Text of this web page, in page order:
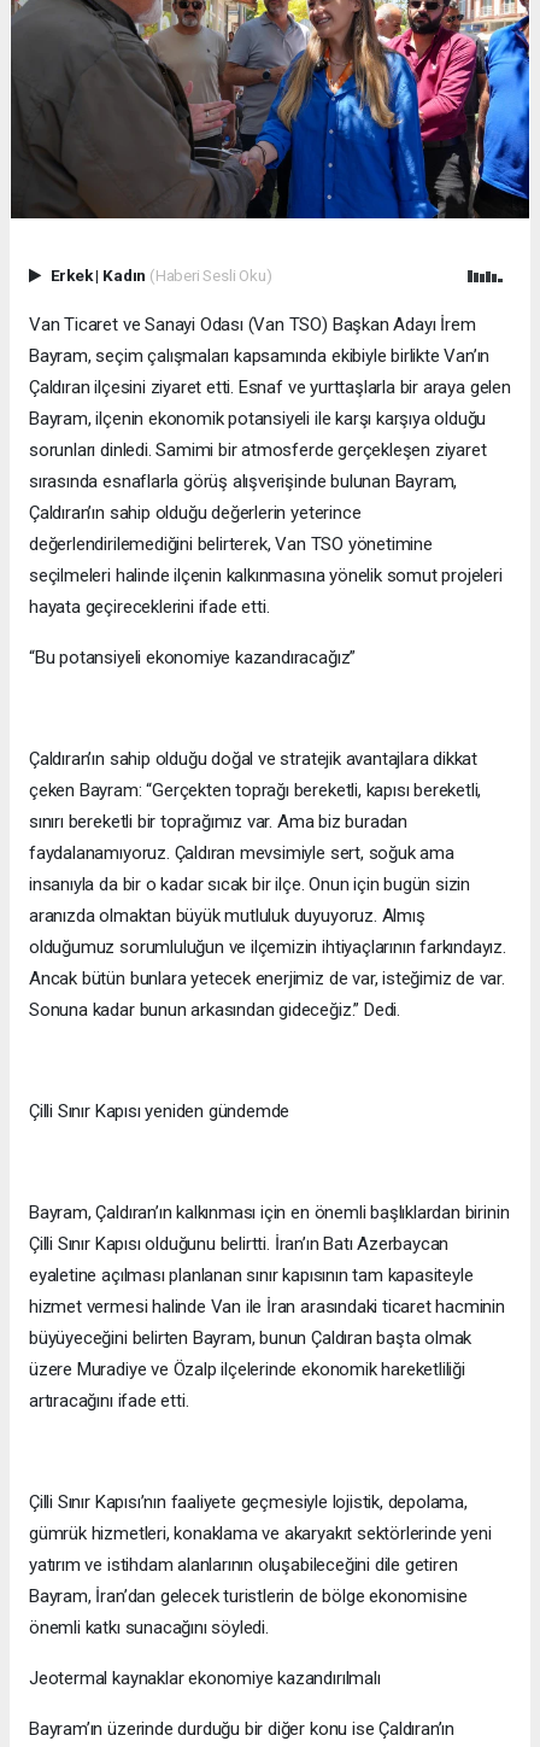
Erkek| Kadın (Haberi Sesli Oku)
Van Ticaret ve Sanayi Odası (Van TSO) Başkan Adayı İrem
Bayram, seçim çalışmaları kapsamında ekibiyle birlikte Van’ın
Çaldıran ilçesini ziyaret etti. Esnaf ve yurttaşlarla bir araya gelen
Bayram, ilçenin ekonomik potansiyeli ile karşı karşıya olduğu
sorunları dinledi. Samimi bir atmosferde gerçekleşen ziyaret
sırasında esnaflarla görüş alışverişinde bulunan Bayram,
Çaldıran’ın sahip olduğu değerlerin yeterince
değerlendirilemediğini belirterek, Van TSO yönetimine
seçilmeleri halinde ilçenin kalkınmasına yönelik somut projeleri
hayata geçireceklerini ifade etti.
“Bu potansiyeli ekonomiye kazandıracağız”
Çaldıran’ın sahip olduğu doğal ve stratejik avantajlara dikkat
çeken Bayram: “Gerçekten toprağı bereketli, kapısı bereketli,
sınırı bereketli bir toprağımız var. Ama biz buradan
faydalanamıyoruz. Çaldıran mevsimiyle sert, soğuk ama
insanıyla da bir o kadar sıcak bir ilçe. Onun için bugün sizin
aranızda olmaktan büyük mutluluk duyuyoruz. Almış
olduğumuz sorumluluğun ve ilçemizin ihtiyaçlarının farkındayız.
Ancak bütün bunlara yetecek enerjimiz de var, isteğimiz de var.
Sonuna kadar bunun arkasından gideceğiz.” Dedi.
Çilli Sınır Kapısı yeniden gündemde
Bayram, Çaldıran’ın kalkınması için en önemli başlıklardan birinin
Çilli Sınır Kapısı olduğunu belirtti. İran’ın Batı Azerbaycan
eyaletine açılması planlanan sınır kapısının tam kapasiteyle
hizmet vermesi halinde Van ile İran arasındaki ticaret hacminin
büyüyeceğini belirten Bayram, bunun Çaldıran başta olmak
üzere Muradiye ve Özalp ilçelerinde ekonomik hareketliliği
artıracağını ifade etti.
Çilli Sınır Kapısı’nın faaliyete geçmesiyle lojistik, depolama,
gümrük hizmetleri, konaklama ve akaryakıt sektörlerinde yeni
yatırım ve istihdam alanlarının oluşabileceğini dile getiren
Bayram, İran’dan gelecek turistlerin de bölge ekonomisine
önemli katkı sunacağını söyledi.
Jeotermal kaynaklar ekonomiye kazandırılmalı
Bayram’ın üzerinde durduğu bir diğer konu ise Çaldıran’ın